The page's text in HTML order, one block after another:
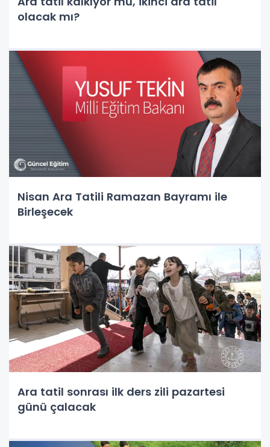
olacak mı?
Nisan Ara Tatili Ramazan Bayramı ile
Birleşecek
Ara tatil sonrası ilk ders zili pazartesi
günü çalacak